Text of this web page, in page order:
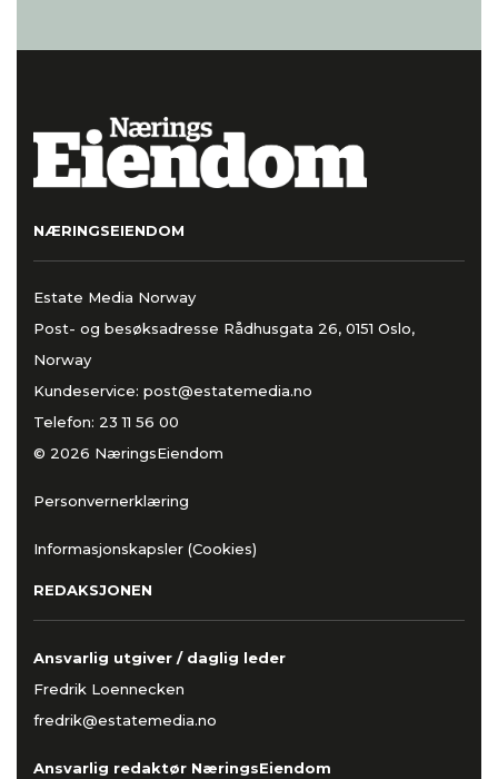
NÆRINGSEIENDOM
Estate Media Norway
Post- og besøksadresse Rådhusgata 26, 0151 Oslo,
Norway
Kundeservice: post@estatemedia.no
Telefon: 23 11 56 00
© 2026 NæringsEiendom
Personvernerklæring
Informasjonskapsler (Cookies)
REDAKSJONEN
Ansvarlig utgiver / daglig leder
Fredrik Loennecken
fredrik@estatemedia.no
Ansvarlig redaktør NæringsEiendom